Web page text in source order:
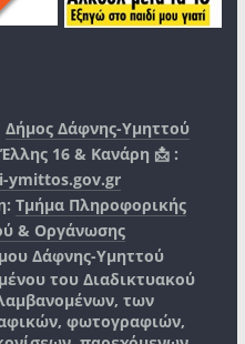
Δήμος Δάφνης-Υμηττού
16 & Κανάρη 📩 :
ymittos.gov.gr
Τμήμα Πληροφορικής
& Οργάνωσης
Δάφνης-Υμηττού
του Διαδικτυακού
των
φωτογραφιών,